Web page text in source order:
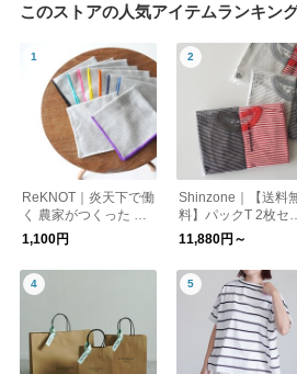
このストアの人気アイテムランキン
ReKNOT｜炎天下で働
く 農家がつくった 手
ぬぐい ハンカチ MFS
2610 リノット ギフト
1,100円
Shinzone｜【送料
料】パックT 2枚セ
ト ショートスリーブ
シャツ 無地 ボーダー
半袖Tシャツ PACK
E 20SMSCU66
SCU17 シンゾーン
【CROUKA別注】
11,880円～